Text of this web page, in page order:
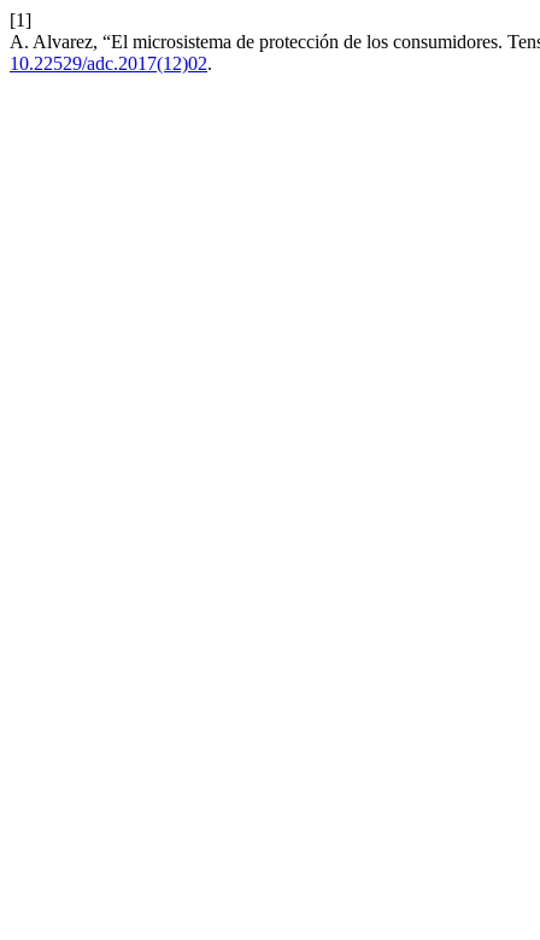
[1]
A. Alvarez, “El microsistema de protección de los consumidores.
10.22529/adc.2017(12)02.